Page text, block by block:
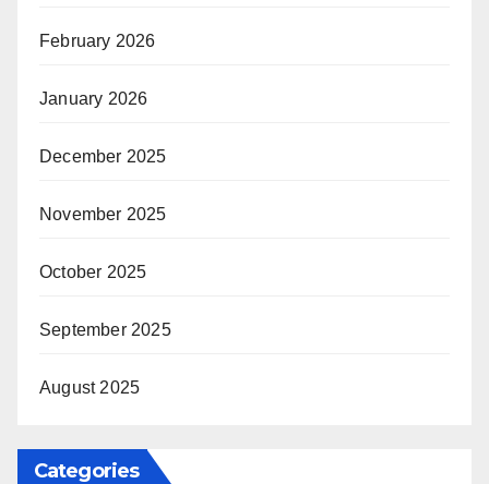
February 2026
January 2026
December 2025
November 2025
October 2025
September 2025
August 2025
Categories